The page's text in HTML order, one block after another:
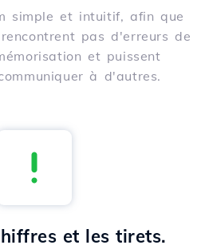
simple et intuitif, afin que
pas d'erreurs de
et puissent
à d'autres.
et les tirets.